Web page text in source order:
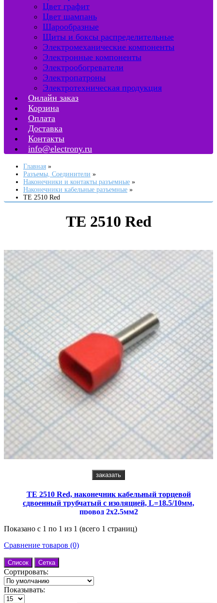
Цвет графит
Цвет шампань
Шарообразные
Щиты и боксы распределительные
Электромеханические компоненты
Электронные компоненты
Электрообогреватели
Электропатроны
Электротехническая продукция
Онлайн заказ
Корзина
Оплата
Доставка
Контакты
info@electrony.ru
Главная
Разъемы, Соединители
Наконечники и контакты разъемные
Наконечники кабельные разъемные
TE 2510 Red
TE 2510 Red
заказать
TE 2510 Red, наконечник кабельный торцевой
сдвоенный трубчатый с изоляцией, L=18.5/10мм,
провод 2х2.5мм2
Показано с 1 по 1 из 1 (всего 1 страниц)
Сравнение товаров (0)
Список Сетка
Сортировать:
Показывать: